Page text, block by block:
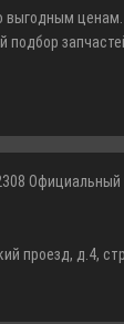
выгодным ценам.
подбор
Официальный
проезд, д.4,